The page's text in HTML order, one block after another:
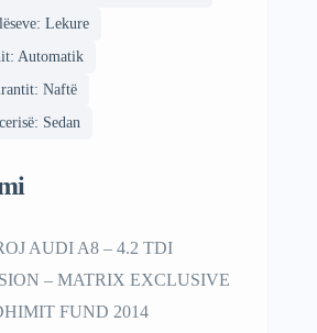
Lekure
Automatik
Naftë
Sedan
AUDI A8 – 4.2 TDI
– MATRIX EXCLUSIVE
FUND 2014